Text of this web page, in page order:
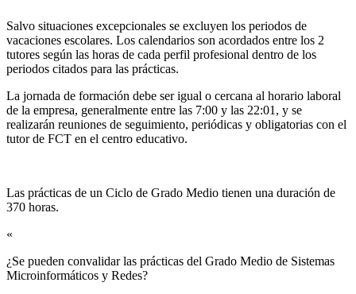
Salvo situaciones excepcionales se excluyen los periodos de
vacaciones escolares. Los calendarios son acordados entre los 2
tutores según las horas de cada perfil profesional dentro de los
periodos citados para las prácticas.
La jornada de formación debe ser igual o cercana al horario laboral
de la empresa, generalmente entre las 7:00 y las 22:01, y se
realizarán reuniones de seguimiento, periódicas y obligatorias con el
tutor de FCT en el centro educativo.
Las prácticas de un Ciclo de Grado Medio tienen una duración de
370 horas.
«
¿Se pueden convalidar las prácticas del Grado Medio de Sistemas
Microinformáticos y Redes?​